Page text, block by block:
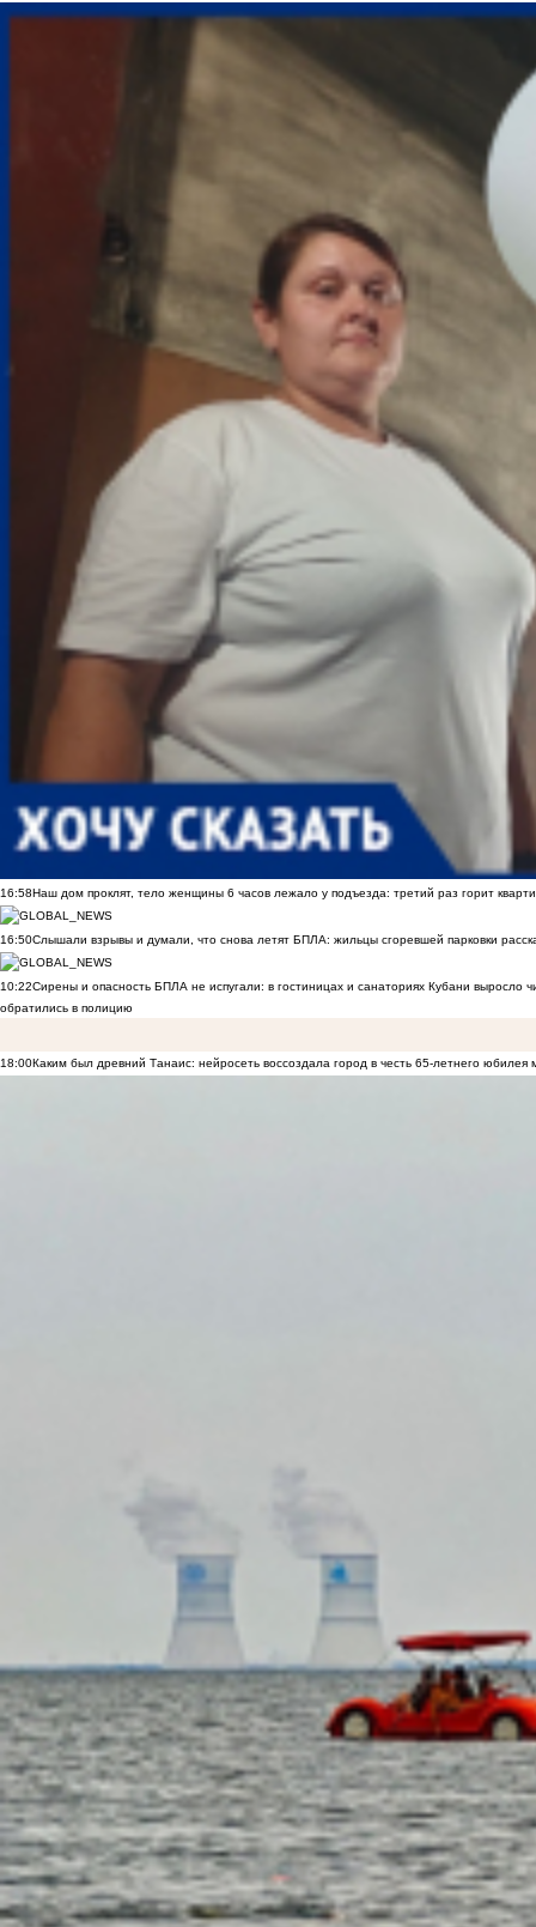
16:58Наш дом проклят, тело женщины 6 часов лежало у подъезда: третий раз горит
16:50Слышали взрывы и думали, что снова летят БПЛА: жильцы сгоревшей парковки
10:22Сирены и опасность БПЛА не испугали: в гостиницах и санаториях Кубани выросло
обратились в полицию
18:00Каким был древний Танаис: нейросеть воссоздала город в честь 65-летнего юбилея